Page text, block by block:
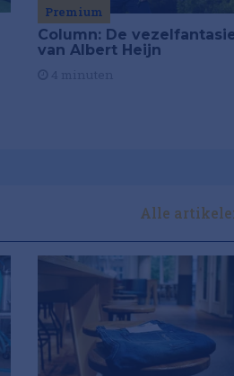
Premium
Column: De
van Albert Heijn
Alle